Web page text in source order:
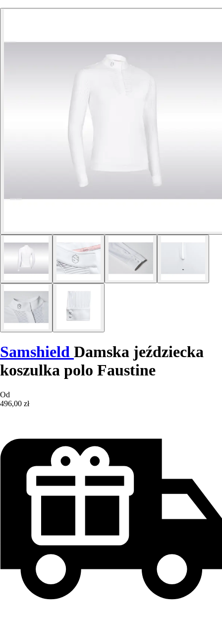
Samshield Damska jeździecka
koszulka polo Faustine
Od
496,00 zł